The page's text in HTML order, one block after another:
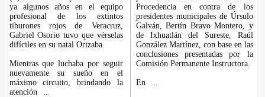
ya algunos años en el equipo
profesional de los extintos
tiburones rojos de Veracruz,
Gabriel Osorio tuvo que vérselas
difíciles en su natal Orizaba.
Mientras que luchaba por seguir
nuevamente su sueño en el
máximo circuito, brindando la
atención
Procedencia en contra de los
presidentes municipales de Úrsulo
Galván, Bertín Bravo Montero, y
de Ixhuatlán del Sureste, Raúl
González Martínez, con base en las
conclusiones presentadas por la
Comisión Permanente Instructora.
En